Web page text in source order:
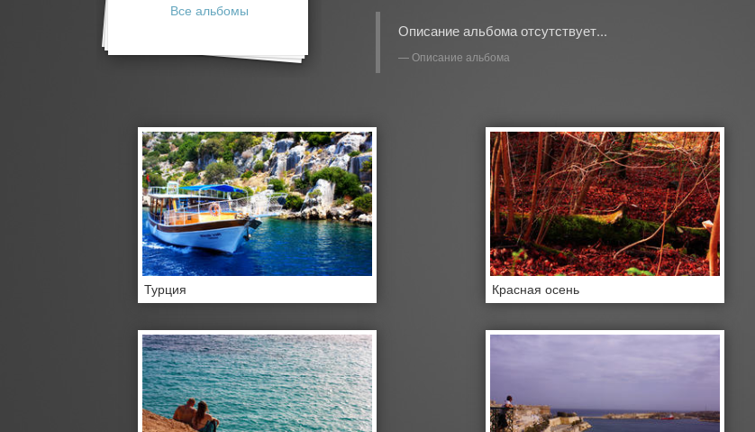
Все альбомы
Описание альбома отсутствует...
Описание альбома
Турция Красная осень